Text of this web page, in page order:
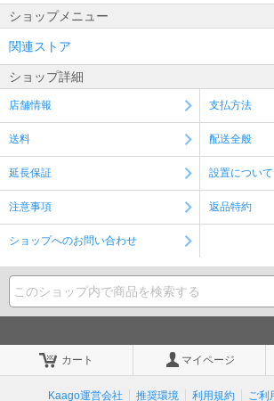
ショップメニュー
関連ストア
ショップ詳細
店舗情報 支払方法
送料 配送全般
延長保証 設置について
注意事項 返品特約
ショップへのお問い合わせ
カート マイページ
Kaago運営会社 推奨環境 利用規約 ご利